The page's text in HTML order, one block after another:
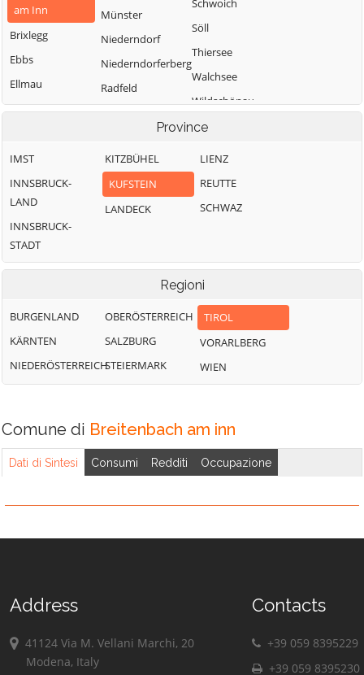
am Inn
Brixlegg
Ebbs
Ellmau
Erl
Münster
Niederndorf
Niederndorferberg
Radfeld
Schwoich
Söll
Thiersee
Walchsee
Wildschönau
Wörgl
Province
IMST
INNSBRUCK-
LAND
INNSBRUCK-
STADT
KITZBÜHEL
KUFSTEIN
LANDECK
LIENZ
REUTTE
SCHWAZ
Regioni
BURGENLAND
KÄRNTEN
NIEDERÖSTERREICH
OBERÖSTERREICH
SALZBURG
STEIERMARK
TIROL
VORARLBERG
WIEN
Comune di Breitenbach am inn
Dati di Sintesi Consumi Redditi Occupazione
Address
41124 Via M. Vellani Marchi, 20
Modena, Italy
Contacts
+39 059 8395229
+39 059 8395230